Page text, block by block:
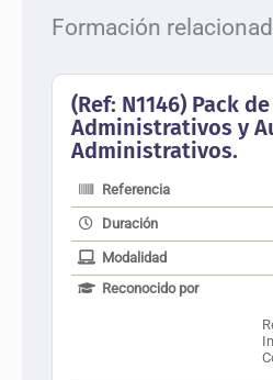
Formación
(Ref: N1146) Pack
Administrativos y
Administrativos.
Referencia
Duración
Modalidad
Reconocido por